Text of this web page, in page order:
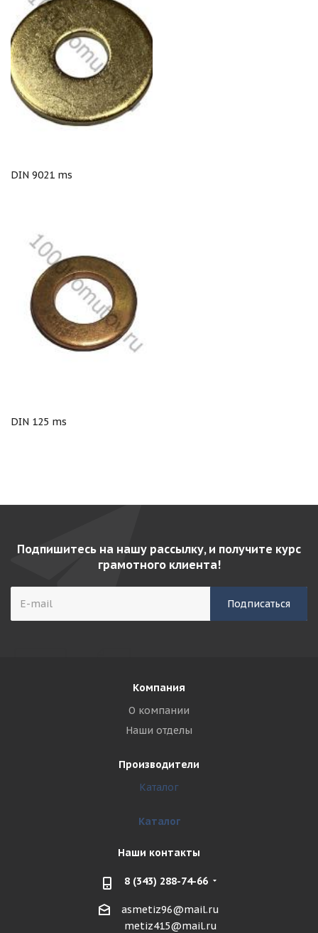
DIN 9021 ms
DIN 125 ms
Подпишитесь на нашу рассылку, и получите курс
грамотного клиента!
Компания
О компании
Наши отделы
Производители
Каталог
Каталог
Наши контакты
8 (343) 288-74-66
asmetiz96@mail.ru
metiz415@mail.ru